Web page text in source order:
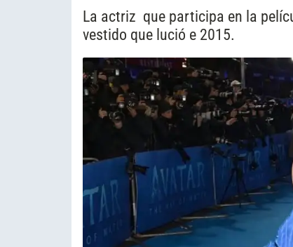
La actriz que participa en la
vestido que lució e 2015.